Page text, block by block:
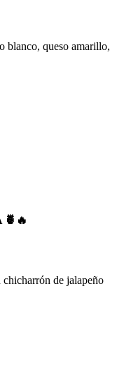
blanco, queso amarillo,
🍍🔥
de jalapeño